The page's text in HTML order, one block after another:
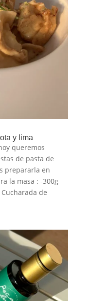
y lima
queremos
de pasta de
prepararla en
la masa : -300g
de